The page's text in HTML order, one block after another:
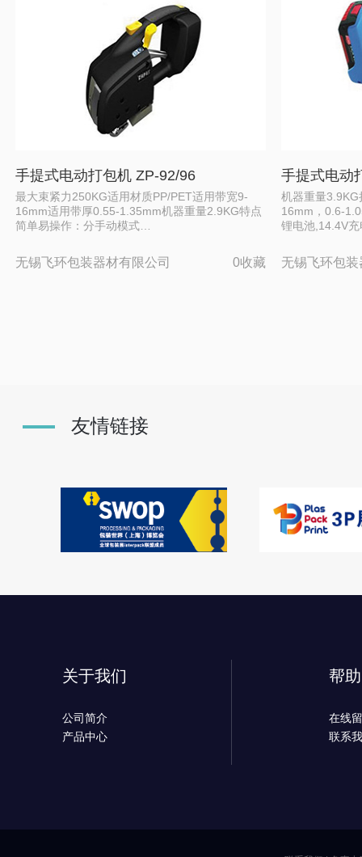
手提式电动打包机 ZP-92/96
最大束紧力250KG适用材质PP/PET适用带宽9-
16mm适用带厚0.55-1.35mm机器重量2.9KG特点
简单易操作：分手动模式…
无锡飞环包装器材有限公司 0收藏
手提式电动
机器重量
16mm，0.6-
锂电池,14.4V
无锡飞环包
友情链接
关于我们
公司简介
产品中心
帮
在线
联系